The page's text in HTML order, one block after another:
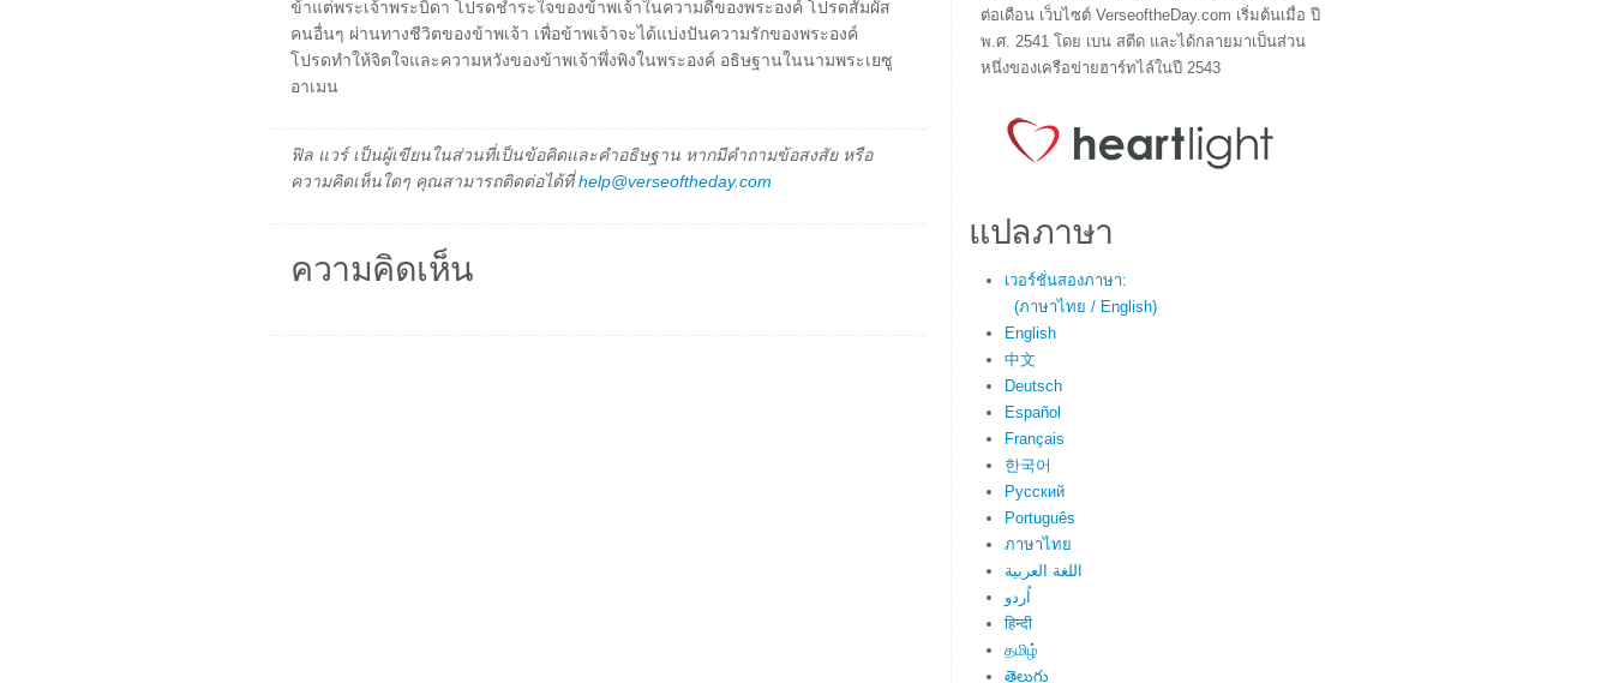
ข้าแต่พระเจ้าพระบิดา โปรดชำระใจของข้าพเจ้าในความดีของพระองค์ โปรดสัมผัส
คนอื่นๆ ผ่านทางชีวิตของข้าพเจ้า เพื่อข้าพเจ้าจะได้แบ่งปันความรักของพระองค์
โปรดทำให้จิตใจและความหวังของข้าพเจ้าพึ่งพิงในพระองค์ อธิษฐานในนามพระเยซู
อาเมน
ฟิล แวร์ เป็นผู้เขียนในส่วนที่เป็นข้อคิดและคำอธิษฐาน หากมีคำถามข้อสงสัย หรือ
ความคิดเห็นใดๆ คุณสามารถติดต่อได้ที่help@verseoftheday.com
ความคิดเห็น
ต่อเดือน เว็บไซต์ VerseoftheDay.com เริ่มต้นเมื่อ ปี
พ.ศ. 2541 โดย เบน สตีด และได้กลายมาเป็นส่วน
หนึ่งของเครือข่ายฮาร์ทไล์ในปี 2543
แปลภาษา
เวอร์ชั่นสองภาษา:
(ภาษาไทย / English)
English
中文
Deutsch
Español
Français
한국어
Русский
Português
ภาษาไทย
اللغة العربية
اُردو
हिन्दी
தமிழ்
తెలుగు